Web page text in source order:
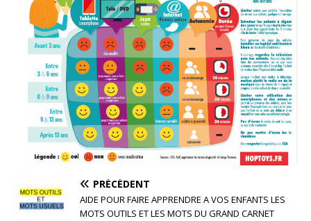
PRÉCÉDENT
AIDE POUR FAIRE APPRENDRE A VOS ENFANTS LES
MOTS OUTILS ET LES MOTS DU GRAND CARNET